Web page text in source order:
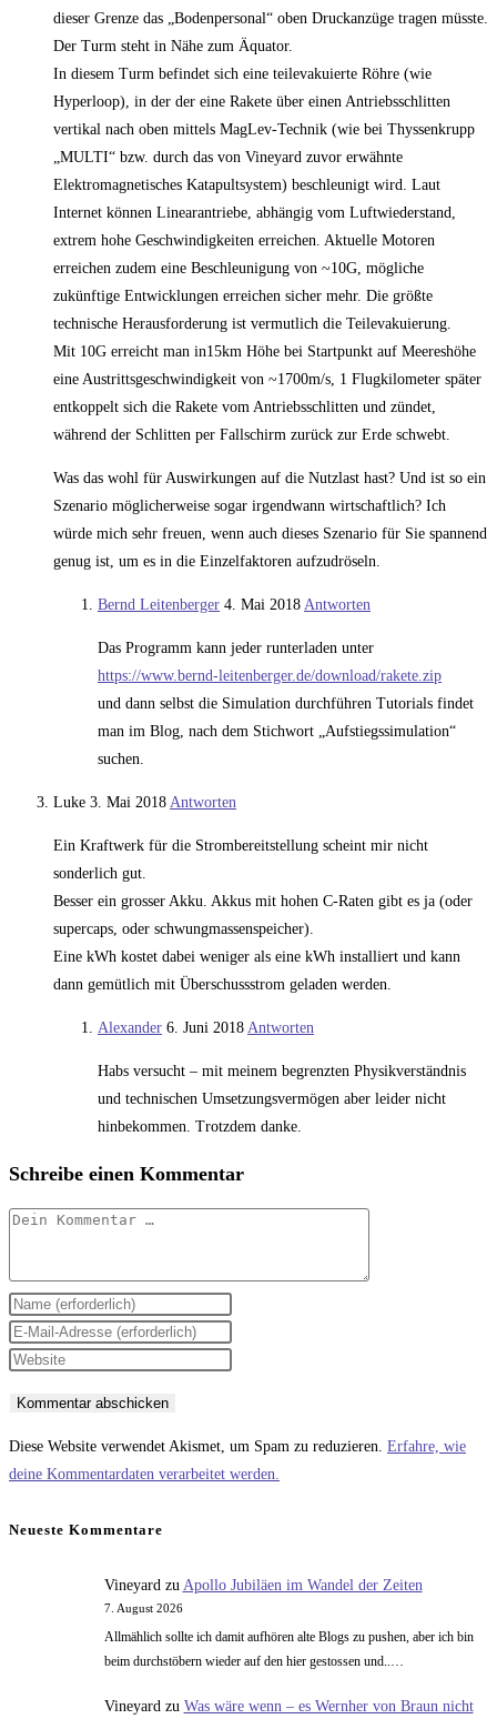
dieser Grenze das „Bodenpersonal“ oben Druckanzüge tragen müsste.
Der Turm steht in Nähe zum Äquator.
In diesem Turm befindet sich eine teilevakuierte Röhre (wie
Hyperloop), in der der eine Rakete über einen Antriebsschlitten
vertikal nach oben mittels MagLev-Technik (wie bei Thyssenkrupp
„MULTI“ bzw. durch das von Vineyard zuvor erwähnte
Elektromagnetisches Katapultsystem) beschleunigt wird. Laut
Internet können Linearantriebe, abhängig vom Luftwiederstand,
extrem hohe Geschwindigkeiten erreichen. Aktuelle Motoren
erreichen zudem eine Beschleunigung von ~10G, mögliche
zukünftige Entwicklungen erreichen sicher mehr. Die größte
technische Herausforderung ist vermutlich die Teilevakuierung.
Mit 10G erreicht man in15km Höhe bei Startpunkt auf Meereshöhe
eine Austrittsgeschwindigkeit von ~1700m/s, 1 Flugkilometer später
entkoppelt sich die Rakete vom Antriebsschlitten und zündet,
während der Schlitten per Fallschirm zurück zur Erde schwebt.
Was das wohl für Auswirkungen auf die Nutzlast hast? Und ist so ein
Szenario möglicherweise sogar irgendwann wirtschaftlich? Ich
würde mich sehr freuen, wenn auch dieses Szenario für Sie spannend
genug ist, um es in die Einzelfaktoren aufzudröseln.
Bernd Leitenberger 4. Mai 2018 Antworten
Das Programm kann jeder runterladen unter
https://www.bernd-leitenberger.de/download/rakete.zip
und dann selbst die Simulation durchführen Tutorials findet
man im Blog, nach dem Stichwort „Aufstiegssimulation“
suchen.
Luke 3. Mai 2018 Antworten
Ein Kraftwerk für die Strombereitstellung scheint mir nicht
sonderlich gut.
Besser ein grosser Akku. Akkus mit hohen C-Raten gibt es ja (oder
supercaps, oder schwungmassenspeicher).
Eine kWh kostet dabei weniger als eine kWh installiert und kann
dann gemütlich mit Überschussstrom geladen werden.
Alexander 6. Juni 2018 Antworten
Habs versucht – mit meinem begrenzten Physikverständnis
und technischen Umsetzungsvermögen aber leider nicht
hinbekommen. Trotzdem danke.
Schreibe einen Kommentar
Kommentar
Gib
deinen
Namen
zum
Kommentieren
Gib
deine
Adresse
zum
ein
Gib
URL
ein
Diese Website verwendet Akismet, um Spam zu reduzieren. Erfahre, wie
deine Kommentardaten verarbeitet werden.
Neueste Kommentare
Vineyardzu Apollo Jubiläen im Wandel der Zeiten
7. August 2026
Allmählich sollte ich damit aufhören alte Blogs zu pushen, aber ich bin
beim durchstöbern wieder auf den hier gestossen und..…
Vineyard zu Was wäre wenn – es Wernher von Braun nicht